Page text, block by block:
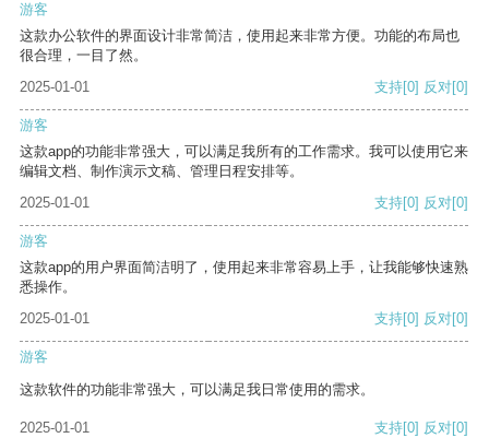
游客
这款办公软件的界面设计非常简洁，使用起来非常方便。功能的布局也
很合理，一目了然。
2025-01-01
支持[0] 反对[0]
游客
这款app的功能非常强大，可以满足我所有的工作需求。我可以使用它来
编辑文档、制作演示文稿、管理日程安排等。
2025-01-01
支持[0] 反对[0]
游客
这款app的用户界面简洁明了，使用起来非常容易上手，让我能够快速熟
悉操作。
2025-01-01
支持[0] 反对[0]
游客
这款软件的功能非常强大，可以满足我日常使用的需求。
2025-01-01 支持[0] 反对[0]